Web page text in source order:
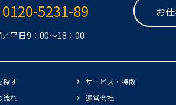
0120-5231-89
平日9：00～18：00
お
探す サービス・特徴
流れ 運営会社